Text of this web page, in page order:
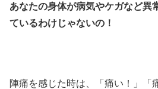
あなたの身体が病気やケガなど異
ているわけじゃないの！
陣痛を感じた時は、「痛い！」「